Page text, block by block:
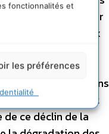
fonctionnalités et
les préférences
fournis par
et des matériaux
des
Or, partout dans
ce qui fait
ce déclin de la